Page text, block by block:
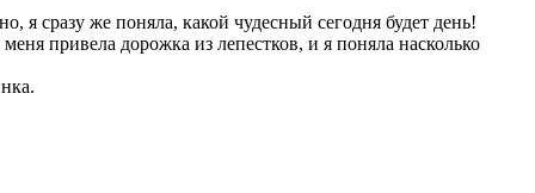
сразу же поняла, какой чудесный сегодня будет день!
привела дорожка из лепестков, и я поняла насколько